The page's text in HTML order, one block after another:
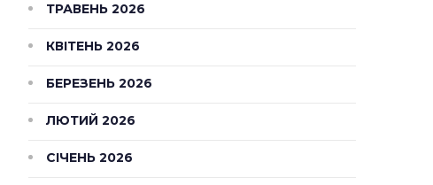
ТРАВЕНЬ 2026
КВІТЕНЬ 2026
БЕРЕЗЕНЬ 2026
ЛЮТИЙ 2026
СІЧЕНЬ 2026